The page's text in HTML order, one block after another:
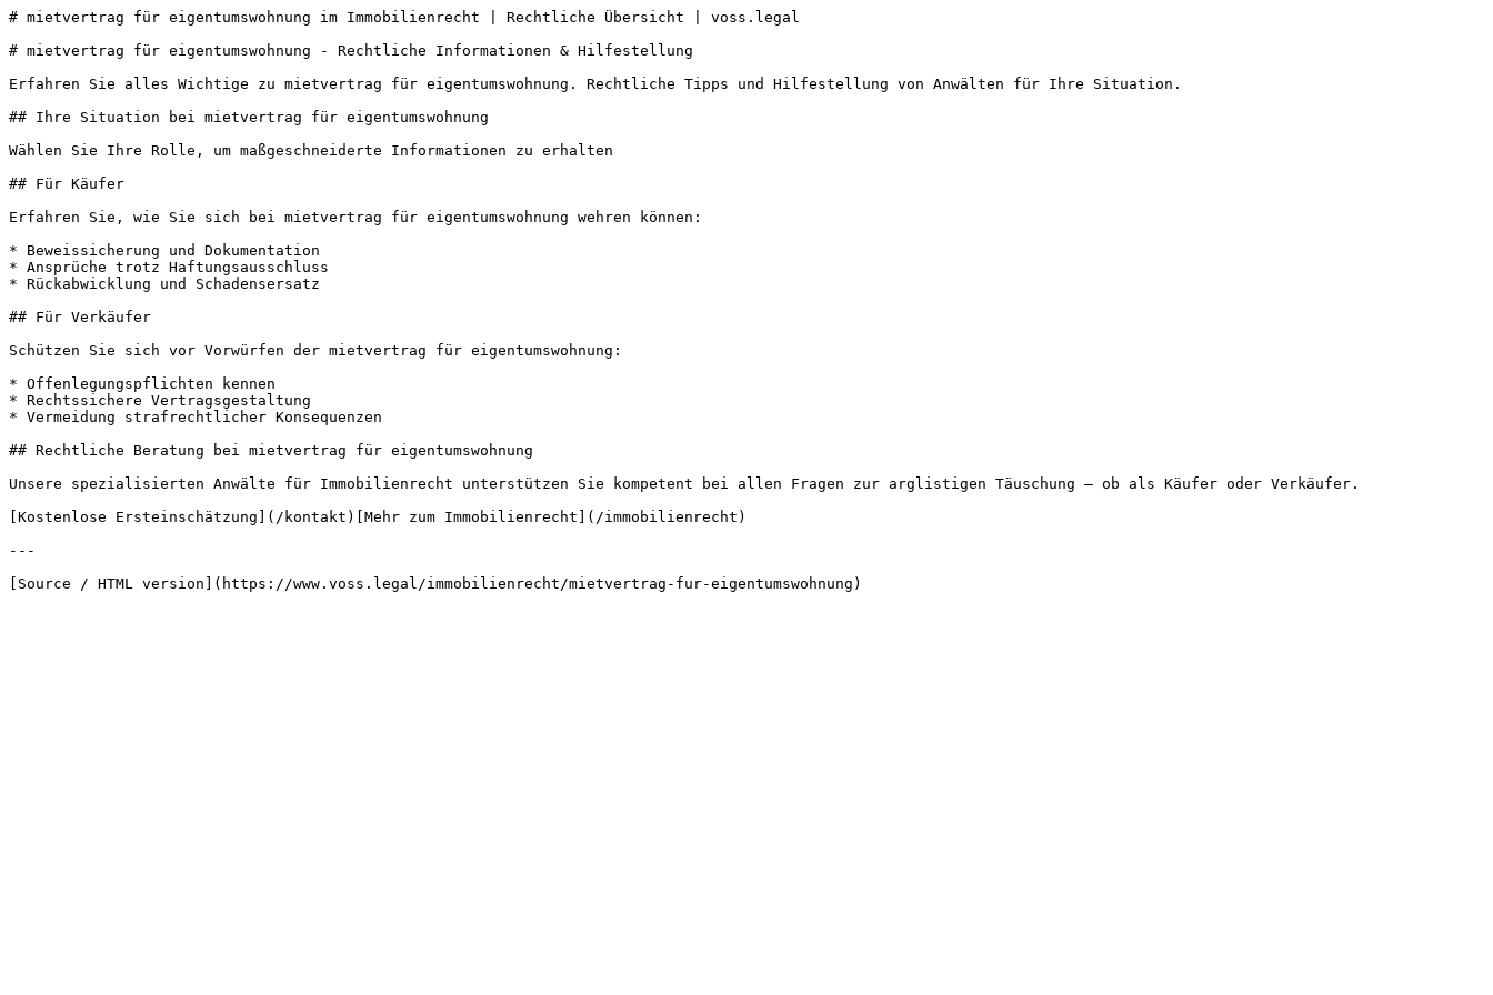
# mietvertrag für eigentumswohnung im Immobilienrecht | Rechtliche Übersicht | voss.legal
# mietvertrag für eigentumswohnung - Rechtliche Informationen & Hilfestellung
Erfahren Sie alles Wichtige zu mietvertrag für eigentumswohnung. Rechtliche Tipps und Hilfestellung von Anwälten für Ihre Situation.
## Ihre Situation bei mietvertrag für eigentumswohnung
Wählen Sie Ihre Rolle, um maßgeschneiderte Informationen zu erhalten
## Für Käufer
Erfahren Sie, wie Sie sich bei mietvertrag für eigentumswohnung wehren können:
* Beweissicherung und Dokumentation
* Ansprüche trotz Haftungsausschluss
* Rückabwicklung und Schadensersatz
## Für Verkäufer
Schützen Sie sich vor Vorwürfen der mietvertrag für eigentumswohnung:
* Offenlegungspflichten kennen
* Rechtssichere Vertragsgestaltung
* Vermeidung strafrechtlicher Konsequenzen
## Rechtliche Beratung bei mietvertrag für eigentumswohnung
Unsere spezialisierten Anwälte für Immobilienrecht unterstützen Sie kompetent bei allen Fragen zur arglistigen Täuschung – ob als Käufer oder Verkäufer.
[Kostenlose Ersteinschätzung](/kontakt)[Mehr zum Immobilienrecht](/immobilienrecht)
---